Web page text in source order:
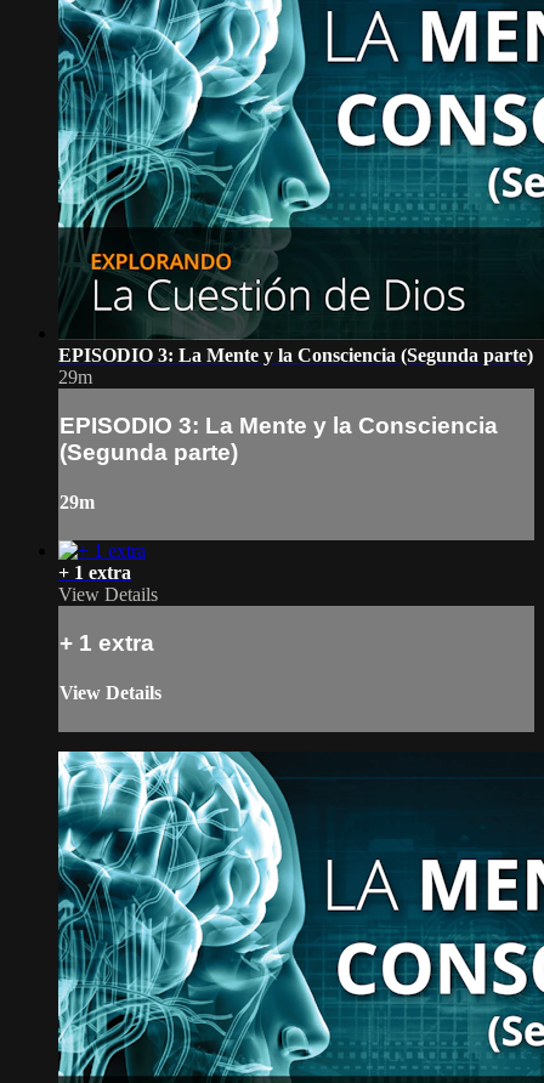
EPISODIO 3: La Mente y la Consciencia (Segunda parte)
29m
EPISODIO 3: La Mente y la Consciencia
(Segunda parte)
29m
+ 1 extra
View Details
+ 1 extra
View Details